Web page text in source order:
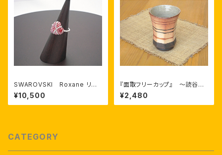
SWAROVSKI Roxane リン
グ
¥10,500
『面取フリーカップ』 ～読谷山
焼・北窯～ 與那原工房 與那
原正守 作
¥2,480
CATEGORY